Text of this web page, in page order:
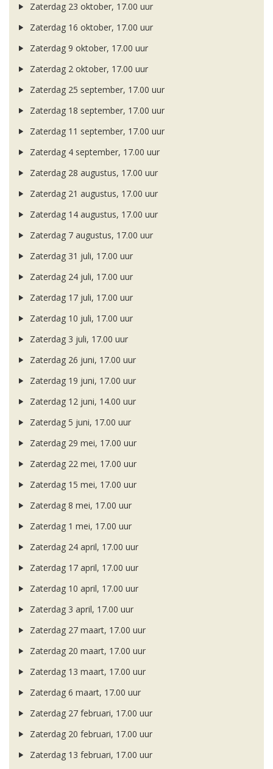
Zaterdag 23 oktober, 17.00 uur
Zaterdag 16 oktober, 17.00 uur
Zaterdag 9 oktober, 17.00 uur
Zaterdag 2 oktober, 17.00 uur
Zaterdag 25 september, 17.00 uur
Zaterdag 18 september, 17.00 uur
Zaterdag 11 september, 17.00 uur
Zaterdag 4 september, 17.00 uur
Zaterdag 28 augustus, 17.00 uur
Zaterdag 21 augustus, 17.00 uur
Zaterdag 14 augustus, 17.00 uur
Zaterdag 7 augustus, 17.00 uur
Zaterdag 31 juli, 17.00 uur
Zaterdag 24 juli, 17.00 uur
Zaterdag 17 juli, 17.00 uur
Zaterdag 10 juli, 17.00 uur
Zaterdag 3 juli, 17.00 uur
Zaterdag 26 juni, 17.00 uur
Zaterdag 19 juni, 17.00 uur
Zaterdag 12 juni, 14.00 uur
Zaterdag 5 juni, 17.00 uur
Zaterdag 29 mei, 17.00 uur
Zaterdag 22 mei, 17.00 uur
Zaterdag 15 mei, 17.00 uur
Zaterdag 8 mei, 17.00 uur
Zaterdag 1 mei, 17.00 uur
Zaterdag 24 april, 17.00 uur
Zaterdag 17 april, 17.00 uur
Zaterdag 10 april, 17.00 uur
Zaterdag 3 april, 17.00 uur
Zaterdag 27 maart, 17.00 uur
Zaterdag 20 maart, 17.00 uur
Zaterdag 13 maart, 17.00 uur
Zaterdag 6 maart, 17.00 uur
Zaterdag 27 februari, 17.00 uur
Zaterdag 20 februari, 17.00 uur
Zaterdag 13 februari, 17.00 uur